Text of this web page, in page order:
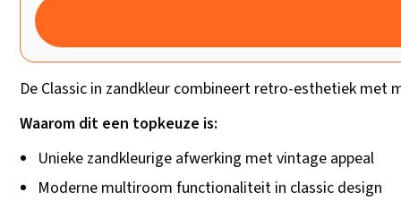
De Classic in zandkleur combineert retro-esthetiek
Waarom dit een topkeuze is:
Unieke zandkleurige afwerking met vintage appeal
Moderne multiroom functionaliteit in classic design